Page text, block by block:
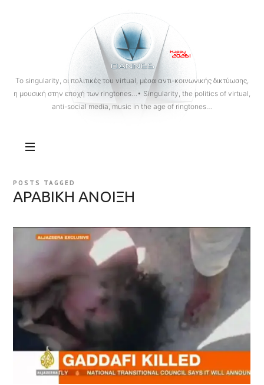
OANNES
To singularity, οι πολιτικές του virtual, μέσα αντι-κοινωνικής δικτύωσης,
η μουσική στην εποχή των ringtones…• Singularity, the politics of virtual,
anti-social media, music in the age of ringtones…
POSTS TAGGED
ΑΡΑΒΙΚΗ ΑΝΟΙΞΗ